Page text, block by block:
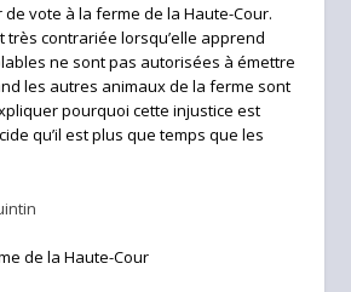
de vote à la ferme de la Haute-Cour.
très contrariée lorsqu’elle apprend
ne sont pas autorisées à émettre
les autres animaux de la ferme sont
pourquoi cette injustice est
qu’il est plus que temps que les
de la Haute-Cour